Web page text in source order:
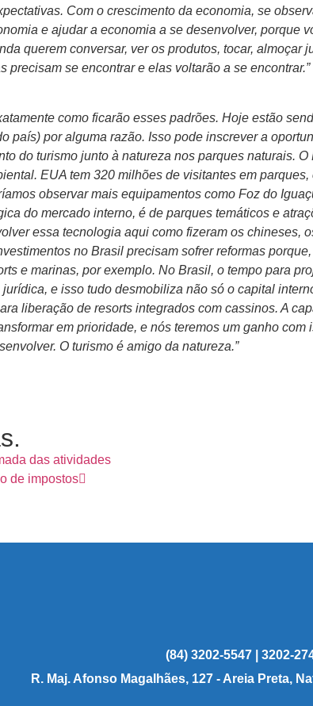
Com o crescimento da economia, se
e ajudar a economia a se desenvolver, porque
querem conversar, ver os produtos, tocar, almoçar
se encontrar e elas voltarão a se encontrar.”
como ficarão esses padrões. Hoje estão
país) por alguma razão. Isso pode inscrever a
do turismo junto à natureza nos parques naturais.
EUA tem 320 milhões de visitantes em
observar mais equipamentos como Foz do
do mercado interno, é de parques temáticos e
essa tecnologia aqui como fizeram os chineses,
no Brasil precisam sofrer reformas
e marinas, por exemplo. No Brasil, o tempo para
e isso tudo desmobiliza não só o capital
liberação de resorts integrados com cassinos. A
em prioridade, e nós teremos um ganho
O turismo é amigo da natureza.”
das atividades
de impostos
(84) 3202-5547 | 3202-
R. Maj. Afonso Magalhães, 127 - Areia Preta,